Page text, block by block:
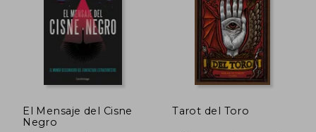
50%
dcto.
El Mensaje del Cisne
Negro
Tarot del Toro